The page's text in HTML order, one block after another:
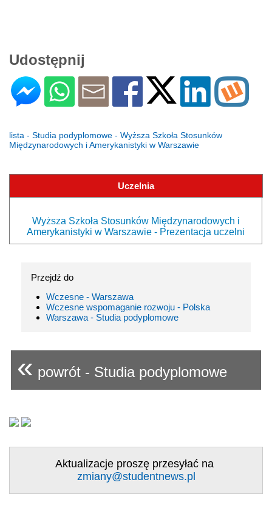
Udostępnij
lista - Studia podyplomowe - Wyższa Szkoła Stosunków
Międzynarodowych i Amerykanistyki w Warszawie
Uczelnia
Wyższa Szkoła Stosunków Międzynarodowych i
Amerykanistyki w Warszawie - Prezentacja uczelni
Przejdź do
Wczesne - Warszawa
Wczesne wspomaganie rozwoju - Polska
Warszawa - Studia podyplomowe
« powrót - Studia podyplomowe
Aktualizacje proszę przesyłać na
zmiany@studentnews.pl